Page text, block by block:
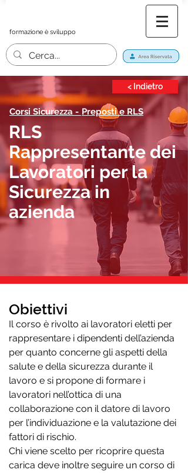
formazione è sviluppo
< Indietro
Corsi Sicurezza - Preposti e RLS
RLS
Rappresentante dei
Lavoratori per la
Sicurezza in
azienda
Obiettivi
Il corso è rivolto ai lavoratori eletti per
rappresentare i dipendenti dell’azienda
per quanto concerne gli aspetti della
salute e della sicurezza durante il
lavoro e si propone di formare i
lavoratori nell’ottica di una
collaborazione con il datore di lavoro
per l’individuazione e la valutazione dei
fattori di rischio.
Chi viene scelto per ricoprire questa
carica deve inoltre seguire un corso di